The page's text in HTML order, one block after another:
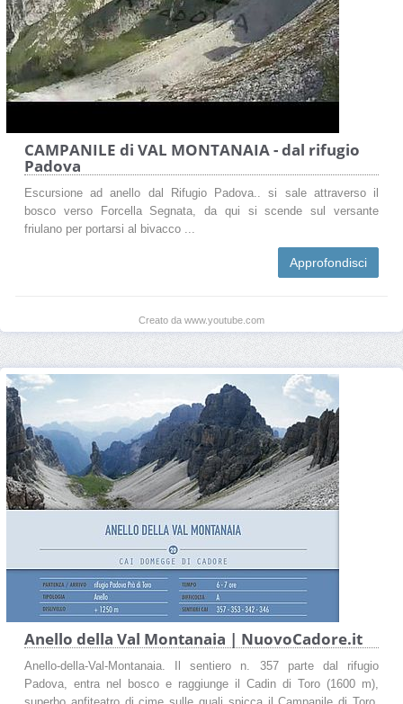
CAMPANILE di VAL MONTANAIA - dal rifugio
Padova
Escursione ad anello dal Rifugio Padova.. si sale attraverso il
bosco verso Forcella Segnata, da qui si scende sul versante
friulano per portarsi al bivacco ...
Approfondisci
Creato da www.youtube.com
Anello della Val Montanaia | NuovoCadore.it
Anello-della-Val-Montanaia. Il sentiero n. 357 parte dal rifugio
Padova, entra nel bosco e raggiunge il Cadin di Toro (1600 m),